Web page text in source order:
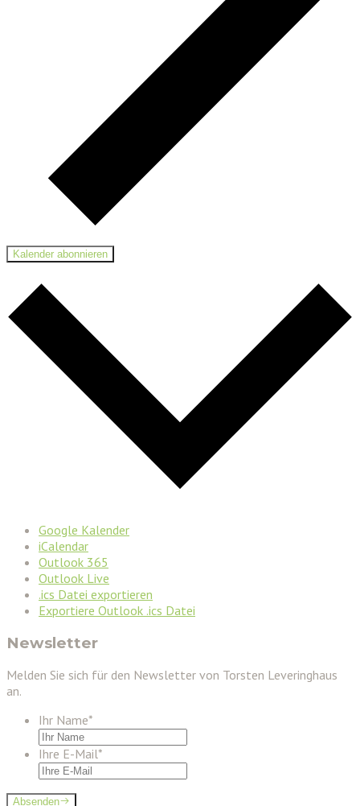
Kalender abonnieren
Google Kalender
iCalendar
Outlook 365
Outlook Live
.ics Datei exportieren
Exportiere Outlook .ics Datei
Newsletter
Melden Sie sich für den Newsletter von Torsten Leveringhaus
an.
Ihr Name*
Ihre E-Mail*
Absenden